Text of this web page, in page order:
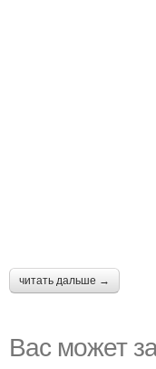
читать дальше →
Вас может